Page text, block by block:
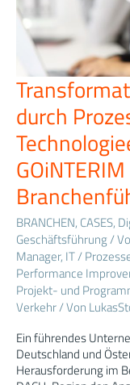
durch
BRANCHEN, CASES,
Geschäftsführung /
Manager, IT /
Performance
Projekt- und
Verkehr/ Von
Ein führendes
Deutschland und
Herausforderung im
Transformation
des
Kundenservice
durch
Prozessoptimierung
und
Technologieeinsatz
//
ein
GOiNTERIM
Manager
einen
Branchenführer
neu